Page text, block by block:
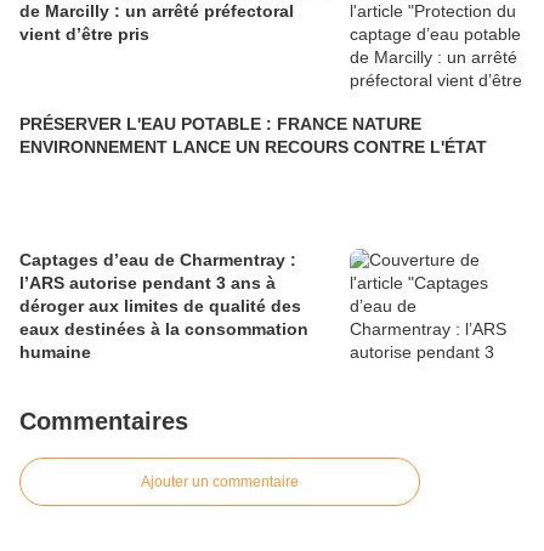
de Marcilly : un arrêté préfectoral
vient d’être pris
PRÉSERVER L'EAU POTABLE : FRANCE NATURE
ENVIRONNEMENT LANCE UN RECOURS CONTRE L'ÉTAT
Captages d’eau de Charmentray :
l’ARS autorise pendant 3 ans à
déroger aux limites de qualité des
eaux destinées à la consommation
humaine
Commentaires
Ajouter un commentaire